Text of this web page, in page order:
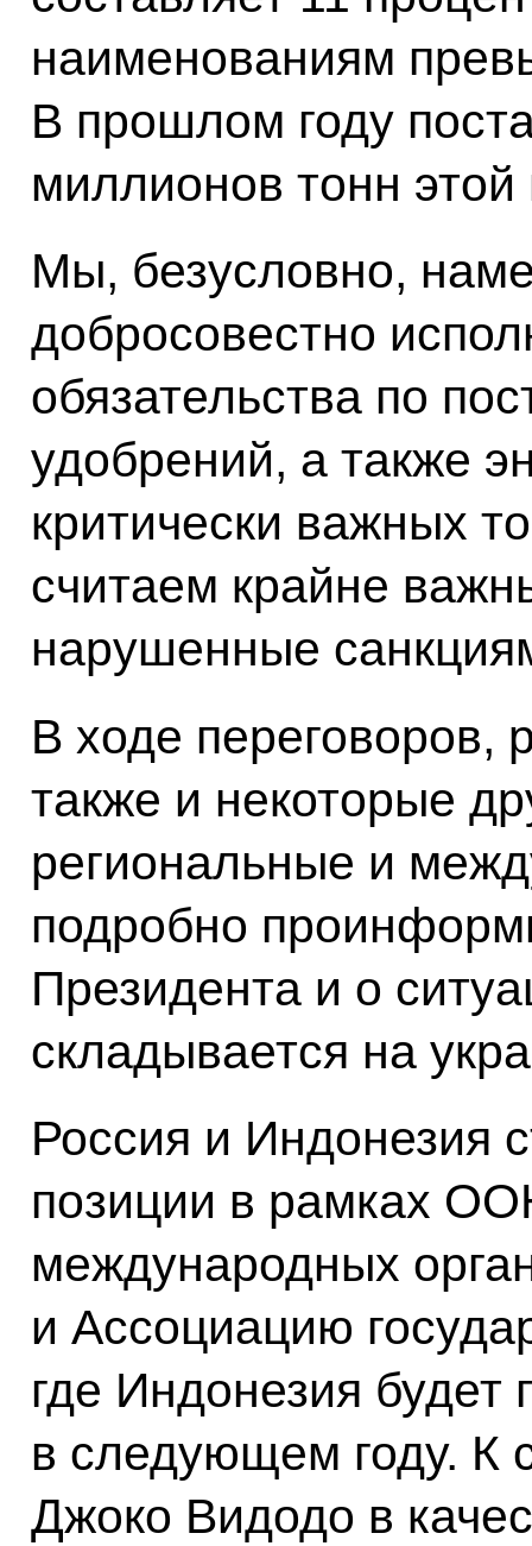
наименованиям
В прошлом году
миллионов тонн этой
Мы, безусловно,
добросовестно
обязательства по
удобрений, а также
критически важных
считаем крайне
нарушенные
В ходе переговоров,
также и некоторые
региональные и
подробно
Президента и о
складывается на
Россия и Индонезия
позиции в рамках
международных
и Ассоциацию
где Индонезия будет
в следующем году. К
Джоко Видодо в